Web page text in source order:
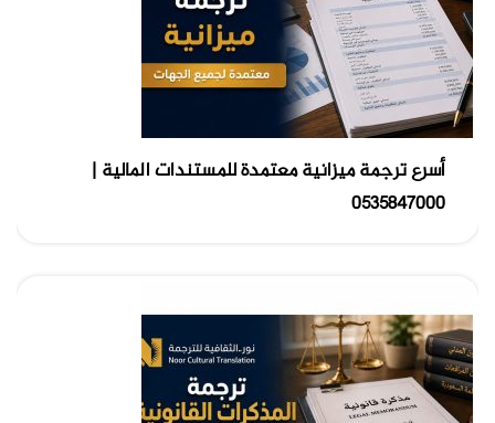
أسرع ترجمة ميزانية معتمدة للمستندات المالية |
0535847000